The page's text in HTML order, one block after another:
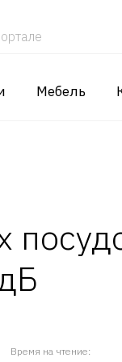
Мебель
Время на чтение: